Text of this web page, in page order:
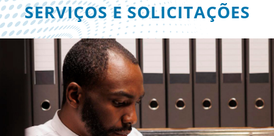
SERVIÇOS E SOLICITAÇÕES